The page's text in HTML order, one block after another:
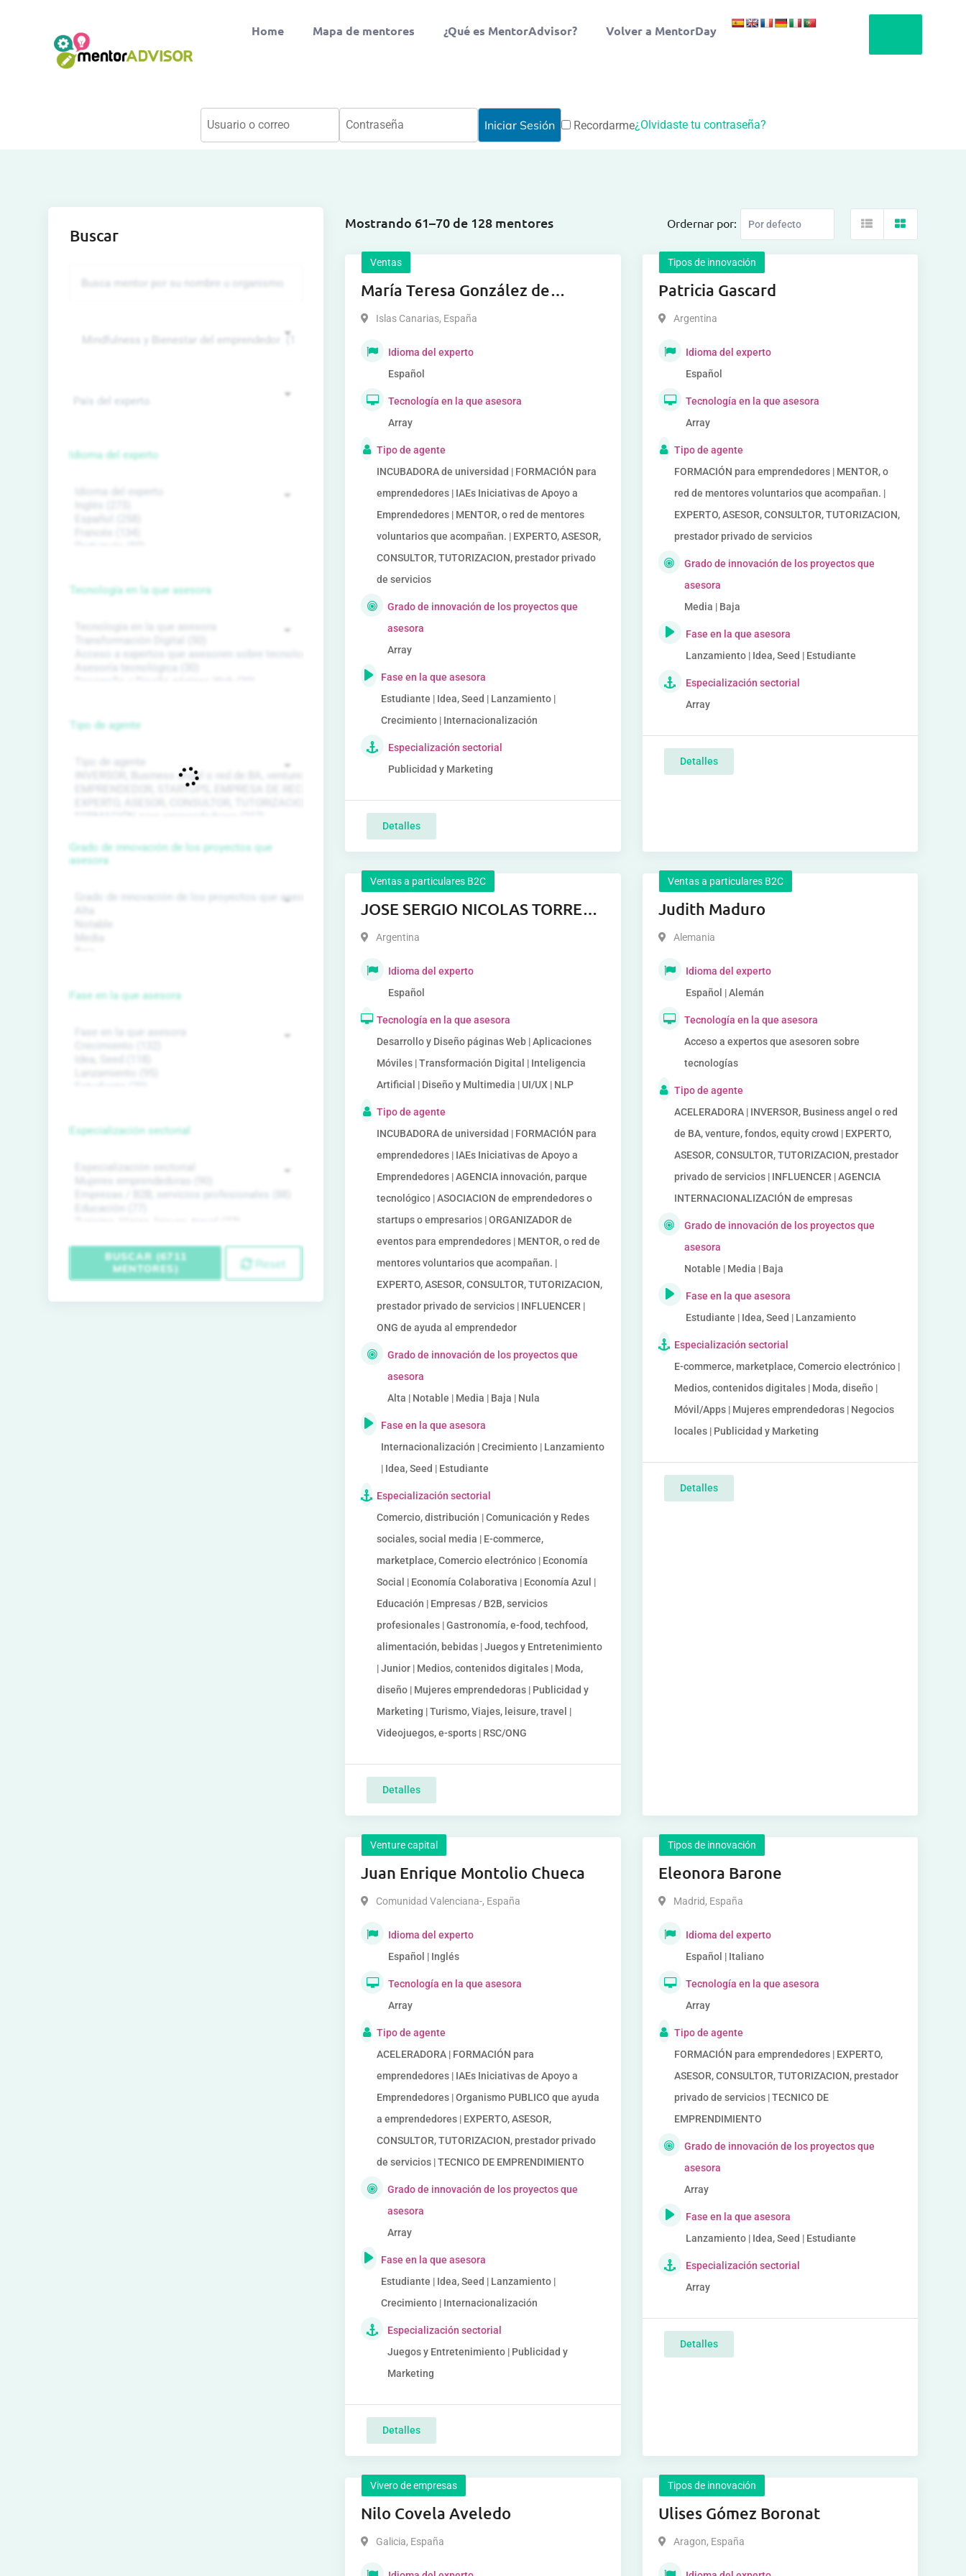
Home Mapa de mentores ¿Qué es MentorAdvisor? Volver a MentorDay
Recordarme¿Olvidaste tu contraseña?
Mostrando 61–70 de 128 mentores Ordernar por:
Ventas
María Teresa González de
Echavarri y Sánchez de la Cuesta
Islas Canarias, España
Idioma del experto
Español
Tecnología en la que asesora
Array
Tipo de agente
INCUBADORA de universidad | FORMACIÓN para
emprendedores | IAEs Iniciativas de Apoyo a
Emprendedores | MENTOR, o red de mentores
voluntarios que acompañan. | EXPERTO, ASESOR,
CONSULTOR, TUTORIZACION, prestador privado
de servicios
Grado de innovación de los proyectos que
asesora
Array
Fase en la que asesora
Estudiante | Idea, Seed | Lanzamiento |
Crecimiento | Internacionalización
Especialización sectorial
Publicidad y Marketing
Detalles
Tipos de innovación
Patricia Gascard
Argentina
Idioma del experto
Español
Tecnología en la que asesora
Array
Tipo de agente
FORMACIÓN para emprendedores | MENTOR, o
red de mentores voluntarios que acompañan. |
EXPERTO, ASESOR, CONSULTOR, TUTORIZACION,
prestador privado de servicios
Grado de innovación de los proyectos que
asesora
Media | Baja
Fase en la que asesora
Lanzamiento | Idea, Seed | Estudiante
Especialización sectorial
Array
Detalles
Ventas a particulares B2C
JOSE SERGIO NICOLAS TORRES
GIMENEZ
Argentina
Idioma del experto
Español
Tecnología en la que asesora
Desarrollo y Diseño páginas Web | Aplicaciones
Móviles | Transformación Digital | Inteligencia
Artificial | Diseño y Multimedia | UI/UX | NLP
Tipo de agente
INCUBADORA de universidad | FORMACIÓN para
emprendedores | IAEs Iniciativas de Apoyo a
Emprendedores | AGENCIA innovación, parque
tecnológico | ASOCIACION de emprendedores o
startups o empresarios | ORGANIZADOR de
eventos para emprendedores | MENTOR, o red de
mentores voluntarios que acompañan. |
EXPERTO, ASESOR, CONSULTOR, TUTORIZACION,
prestador privado de servicios | INFLUENCER |
ONG de ayuda al emprendedor
Grado de innovación de los proyectos que
asesora
Alta | Notable | Media | Baja | Nula
Fase en la que asesora
Internacionalización | Crecimiento | Lanzamiento
| Idea, Seed | Estudiante
Especialización sectorial
Comercio, distribución | Comunicación y Redes
sociales, social media | E-commerce,
marketplace, Comercio electrónico | Economía
Social | Economía Colaborativa | Economía Azul |
Educación | Empresas / B2B, servicios
profesionales | Gastronomía, e-food, techfood,
alimentación, bebidas | Juegos y Entretenimiento
| Junior | Medios, contenidos digitales | Moda,
diseño | Mujeres emprendedoras | Publicidad y
Marketing | Turismo, Viajes, leisure, travel |
Videojuegos, e-sports | RSC/ONG
Detalles
Ventas a particulares B2C
Judith Maduro
Alemania
Idioma del experto
Español | Alemán
Tecnología en la que asesora
Acceso a expertos que asesoren sobre
tecnologías
Tipo de agente
ACELERADORA | INVERSOR, Business angel o red
de BA, venture, fondos, equity crowd | EXPERTO,
ASESOR, CONSULTOR, TUTORIZACION, prestador
privado de servicios | INFLUENCER | AGENCIA
INTERNACIONALIZACIÓN de empresas
Grado de innovación de los proyectos que
asesora
Notable | Media | Baja
Fase en la que asesora
Estudiante | Idea, Seed | Lanzamiento
Especialización sectorial
E-commerce, marketplace, Comercio electrónico |
Medios, contenidos digitales | Moda, diseño |
Móvil/Apps | Mujeres emprendedoras | Negocios
locales | Publicidad y Marketing
Detalles
Venture capital
Juan Enrique Montolio Chueca
Comunidad Valenciana-, España
Idioma del experto
Español | Inglés
Tecnología en la que asesora
Array
Tipo de agente
ACELERADORA | FORMACIÓN para
emprendedores | IAEs Iniciativas de Apoyo a
Emprendedores | Organismo PUBLICO que ayuda
a emprendedores | EXPERTO, ASESOR,
CONSULTOR, TUTORIZACION, prestador privado
de servicios | TECNICO DE EMPRENDIMIENTO
Grado de innovación de los proyectos que
asesora
Array
Fase en la que asesora
Estudiante | Idea, Seed | Lanzamiento |
Crecimiento | Internacionalización
Especialización sectorial
Juegos y Entretenimiento | Publicidad y
Marketing
Detalles
Tipos de innovación
Eleonora Barone
Madrid, España
Idioma del experto
Español | Italiano
Tecnología en la que asesora
Array
Tipo de agente
FORMACIÓN para emprendedores | EXPERTO,
ASESOR, CONSULTOR, TUTORIZACION, prestador
privado de servicios | TECNICO DE
EMPRENDIMIENTO
Grado de innovación de los proyectos que
asesora
Array
Fase en la que asesora
Lanzamiento | Idea, Seed | Estudiante
Especialización sectorial
Array
Detalles
Vivero de empresas
Nilo Covela Aveledo
Galicia, España
Tipos de innovación
Ulises Gómez Boronat
Aragon, España
Buscar
Idioma del experto
Tecnología en la que asesora
Tipo de agente
Grado de innovación de los proyectos que
asesora
Fase en la que asesora
Especialización sectorial
BUSCAR (6711
MENTORES)
Reset